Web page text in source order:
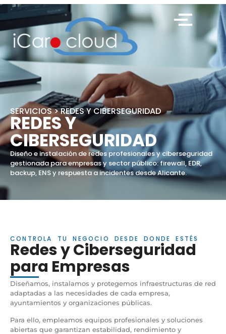
SERVICIOS > REDES Y CIBERSEGURIDAD
REDES Y
CIBERSEGURIDAD
Diseño e instalación de redes profesionales y ciberseguridad
gestionada para empresas y sector público: firewall, EDR,
backup, ENS y respuesta a incidentes desde Alicante.
CONTROLA TU NEGOCIO DESDE DONDE ESTÉS
Redes y Ciberseguridad
para Empresas
Diseñamos, instalamos y protegemos infraestructuras de red
adaptadas a las necesidades de cada empresa,
ayuntamientos y organizaciones públicas.
Para ello, empleamos equipos profesionales y soluciones
abiertas que garantizan estabilidad, rendimiento y